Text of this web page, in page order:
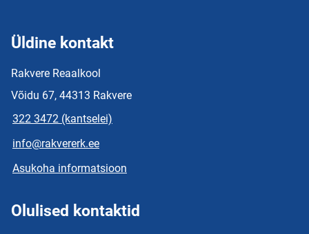
Üldine kontakt
Rakvere Reaalkool
Võidu 67, 44313 Rakvere
322 3472 (kantselei)
info@rakvererk.ee
Asukoha informatsioon
Olulised kontaktid